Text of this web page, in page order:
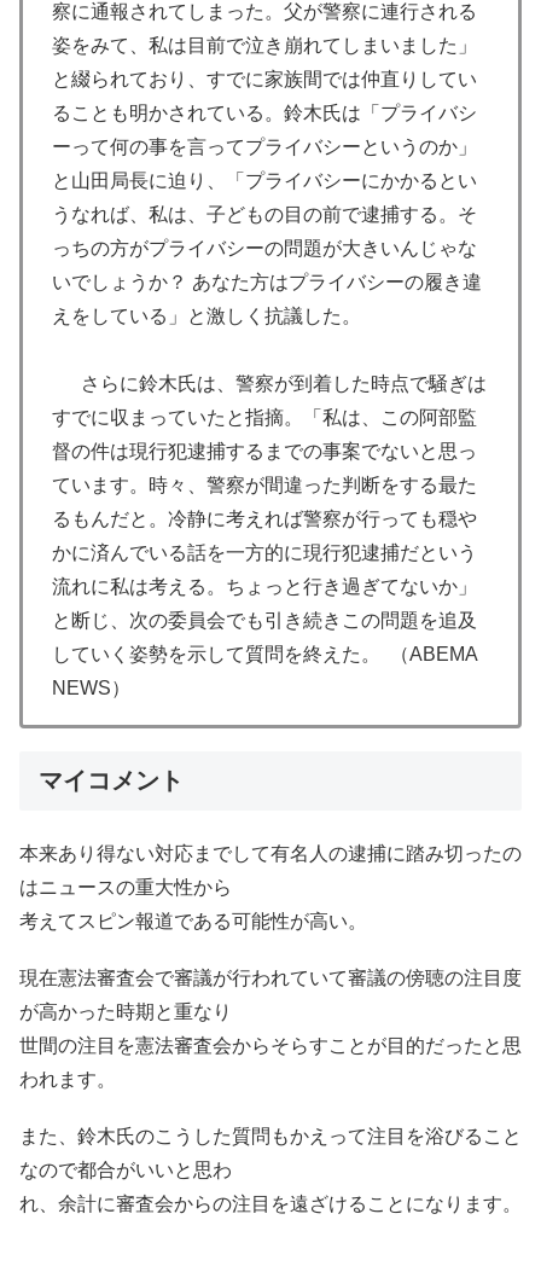
察に通報されてしまった。父が警察に連行される
姿をみて、私は目前で泣き崩れてしまいました」
と綴られており、すでに家族間では仲直りしてい
ることも明かされている。鈴木氏は「プライバシ
ーって何の事を言ってプライバシーというのか」
と山田局長に迫り、「プライバシーにかかるとい
うなれば、私は、子どもの目の前で逮捕する。そ
っちの方がプライバシーの問題が大きいんじゃな
いでしょうか？ あなた方はプライバシーの履き違
えをしている」と激しく抗議した。
さらに鈴木氏は、警察が到着した時点で騒ぎは
すでに収まっていたと指摘。「私は、この阿部監
督の件は現行犯逮捕するまでの事案でないと思っ
ています。時々、警察が間違った判断をする最た
るもんだと。冷静に考えれば警察が行っても穏や
かに済んでいる話を一方的に現行犯逮捕だという
流れに私は考える。ちょっと行き過ぎてないか」
と断じ、次の委員会でも引き続きこの問題を追及
していく姿勢を示して質問を終えた。 （ABEMA
NEWS）
マイコメント
本来あり得ない対応までして有名人の逮捕に踏み切ったの
はニュースの重大性から
考えてスピン報道である可能性が高い。
現在憲法審査会で審議が行われていて審議の傍聴の注目度
が高かった時期と重なり
世間の注目を憲法審査会からそらすことが目的だったと思
われます。
また、鈴木氏のこうした質問もかえって注目を浴びること
なので都合がいいと思わ
れ、余計に審査会からの注目を遠ざけることになります。